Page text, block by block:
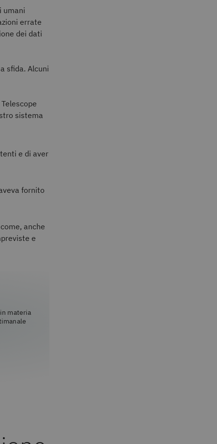
umani
errate
dei dati
sfida. Alcuni
sistema
e di aver
fornito
anche
e
materia